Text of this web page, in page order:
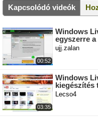
Kapcsolódó videók
00:52
Windows
egyszerre
ujj.zalan
03:35
Windows
kiegészítés
Lecso4